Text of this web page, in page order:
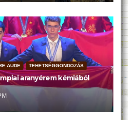
AUDE TEHETSÉGGONDOZÁS
aranyérem kémiából